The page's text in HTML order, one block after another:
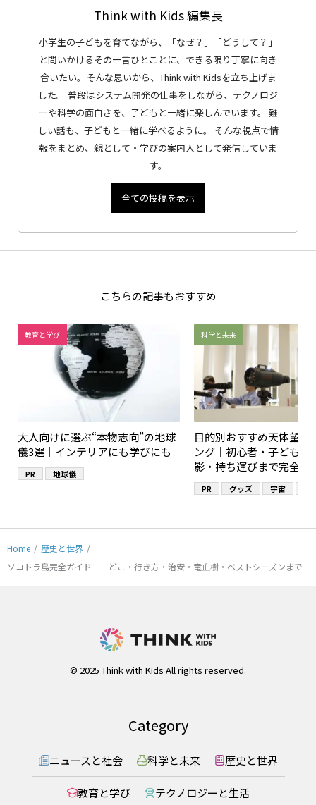
Think with Kids 編集長
小学生の子どもを育てながら、「なぜ？」「どうして？」
と問いかけるその一言ひとことに、できる限り丁寧に向き
合いたい。そんな思いから、Think with Kidsを立ち上げま
した。 普段はシステム開発の仕事をしながら、テクノロジ
ーや科学の面白さを、子どもと一緒に楽しんでいます。 難
しい話も、子どもと一緒に学べるように。 そんな視点で情
報をまとめ、親として・学びの案内人として発信していま
す。
全ての投稿を表示
こちらの記事もおすすめ
教育と学び
大人向けに選ぶ“本物志向”の地球
儀3選｜インテリアにも学びにも
PR 地球儀
科学と未来
目的別おすすめ天体望遠
ング｜初心者・子ども・
影・持ち運びまで完全ガ
PR グッズ 宇宙
Home / 歴史と世界 /
ソコトラ島完全ガイド——どこ・行き方・治安・竜血樹・ベストシーズンまで
© 2025 Think with Kids All rights reserved.
Category
ニュースと社会 科学と未来 歴史と世界
教育と学び テクノロジーと生活